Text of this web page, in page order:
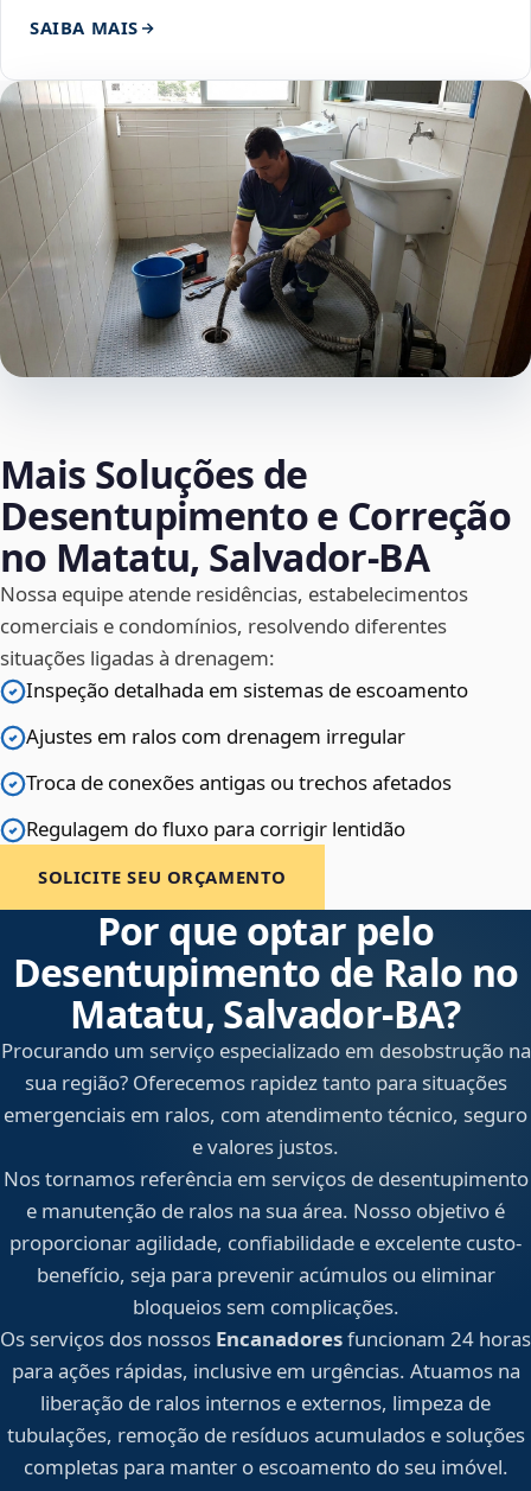
SAIBA MAIS
Mais Soluções de
Desentupimento e Correção
no Matatu, Salvador‑BA
Nossa equipe atende residências, estabelecimentos
comerciais e condomínios, resolvendo diferentes
situações ligadas à drenagem:
Inspeção detalhada em sistemas de escoamento
Ajustes em ralos com drenagem irregular
Troca de conexões antigas ou trechos afetados
Regulagem do fluxo para corrigir lentidão
SOLICITE SEU ORÇAMENTO
Por que optar pelo
Desentupimento de Ralo no
Matatu, Salvador‑BA?
Procurando um serviço especializado em desobstrução na
sua região? Oferecemos rapidez tanto para situações
emergenciais em ralos, com atendimento técnico, seguro
e valores justos.
Nos tornamos referência em serviços de desentupimento
e manutenção de ralos na sua área. Nosso objetivo é
proporcionar agilidade, confiabilidade e excelente custo-
benefício, seja para prevenir acúmulos ou eliminar
bloqueios sem complicações.
Os serviços dos nossos Encanadoresfuncionam 24 horas
para ações rápidas, inclusive em urgências. Atuamos na
liberação de ralos internos e externos, limpeza de
tubulações, remoção de resíduos acumulados e soluções
completas para manter o escoamento do seu imóvel.